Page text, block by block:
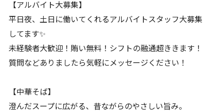
【アルバイト大募集】
平日夜、土日に働いてくれるアルバイトスタッフ大募集
してます✨
未経験者大歓迎！賄い無料！シフトの融通超ききます！
質問などありましたら気軽にメッセージください！
【中華そば】
澄んだスープに広がる、昔ながらのやさしい旨み。